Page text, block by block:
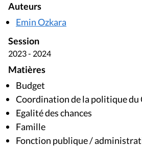
Auteurs
Emin Ozkara
Session
2023 - 2024
Matières
Budget
Coordination de la politique du
Egalité des chances
Famille
Fonction publique /